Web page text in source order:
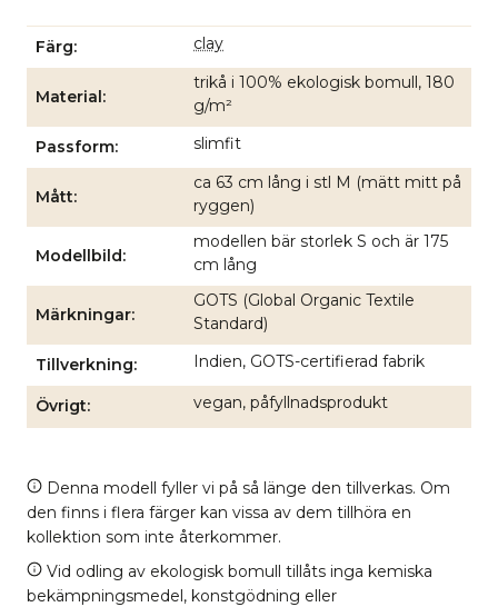
Färg clay
Material
trikå i 100% ekologisk bomull, 180
g/m²
Passform slimfit
Mått
ca 63 cm lång i stl M (mätt mitt på
ryggen)
Modellbild
modellen bär storlek S och är 175
cm lång
Märkningar
GOTS (Global Organic Textile
Standard)
Tillverkning Indien, GOTS-certifierad fabrik
Övrigt vegan, påfyllnadsprodukt
Denna modell fyller vi på så länge den tillverkas. Om
den finns i flera färger kan vissa av dem tillhöra en
kollektion som inte återkommer.
Vid odling av ekologisk bomull tillåts inga kemiska
bekämpningsmedel, konstgödning eller